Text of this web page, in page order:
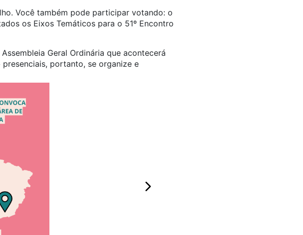
Você também pode participar votando: o
os Eixos Temáticos para o 51º Encontro
Geral Ordinária que acontecerá
portanto, se organize e